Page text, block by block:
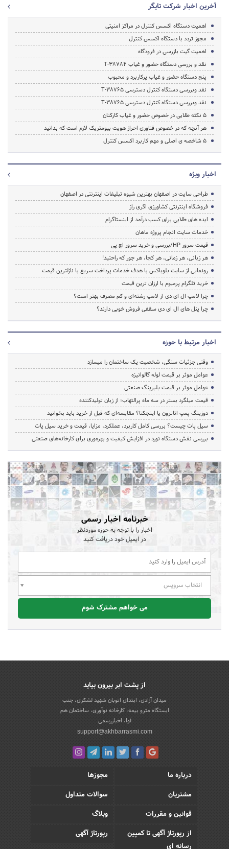
آخرین اخبار شرکت تایگر
اهمیت دستگاه اکسس کنترل در مراکز امنیتی
مجوز تردد با دستگاه اکسس کنترل
اهمیت گیت بازرسی در فرودگاه
نقد و بررسی دستگاه حضور و غیاب T-38784
پنج دستگاه حضور و غیاب پرکاربرد و محبوب
نقد وبررسی دستگاه کنترل دسترسی T-38765
نقد وبررسی دستگاه کنترل دسترسی T-38765
5 نکته طلایی در خصوص حضور و غیاب کارکنان
هر آنچه که در خصوص فناوری احراز هویت بیومتریک لازم است که بدانید
5 شاخصه ی اصلی و مهم کاربرد اکسس کنترل
اخبار ویژه
طراحی سایت در اصفهان بهترین شیوه تبلیغات اینترنتی در اصفهان
فروشگاه اینترنتی کشاورزی اگری راز
ایده های طلایی برای کسب درآمد از اینستاگرام
خدمات سایت انجام پروژه ماهان
قیمت سرور HP/بررسی و خرید سرور اچ پی
هر زبانی، هر زمانی، هر کجا، هر جور که راحتید!
رونمایی از سایت بلوباکس با هدف خدمات پرداخت سریع با نازلترین قیمت
خرید تلگرام پرمیوم با ارزان ترین قیمت
چرا لامپ ال ای دی از لامپ رشته‌ای و کم مصرف بهتر است؟
چرا پنل های ال ای دی سقفی فروش خوبی دارند؟
اخبار مرتبط با حوزه
وقتی جزئیات سنگی، شخصیت یک ساختمان را میسازد
عوامل موثر بر قیمت لوله گالوانیزه
عوامل موثر بر قیمت بلبرینگ صنعتی
قیمت میلگرد بستر در سه ماه پرالتهاب؛ از زبان تولیدکننده
دوزینگ پمپ اتاترون یا اینجکتا؟ مقایسه‌ای که قبل از خرید باید بخوانید
سیل پات چیست؟ بررسی کامل کاربرد، عملکرد، مزایا، قیمت و خرید سیل پات
بررسی نقش دستگاه نورد در افزایش کیفیت و بهره‌وری برای کارخانه‌های صنعتی
خبرنامه اخبار رسمی
اخبار را با توجه به حوزه موردنظر
در ایمیل خود دریافت کنید
انتخاب سرویس
می خواهم مشترک شوم
از پشت ابر بیرون بیاید
میدان آزادی، ابتدای اتوبان شهید لشکری، جنب
ایستگاه مترو بیمه، کارخانه نوآوری، ساختمان هم
آوا، اخباررسمی
support@akhbarrasmi.com
درباره ما
مجوزها
مشتریان
سوالات متداول
قوانین و مقررات
وبلاگ
از رپورتاژ آگهی تا کمپین
رسانه ای
رپورتاژ آگهی